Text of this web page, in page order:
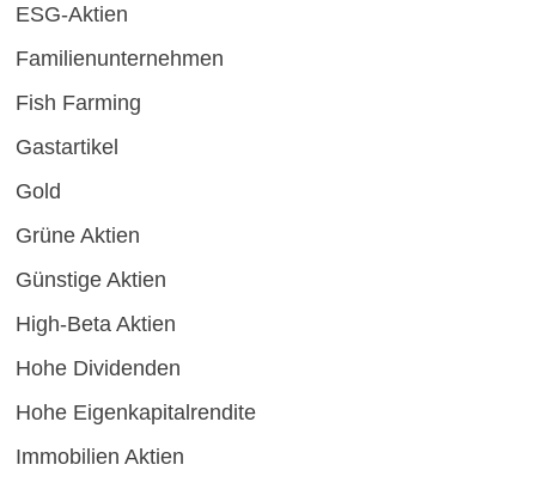
ESG-Aktien
Familienunternehmen
Fish Farming
Gastartikel
Gold
Grüne Aktien
Günstige Aktien
High-Beta Aktien
Hohe Dividenden
Hohe Eigenkapitalrendite
Immobilien Aktien